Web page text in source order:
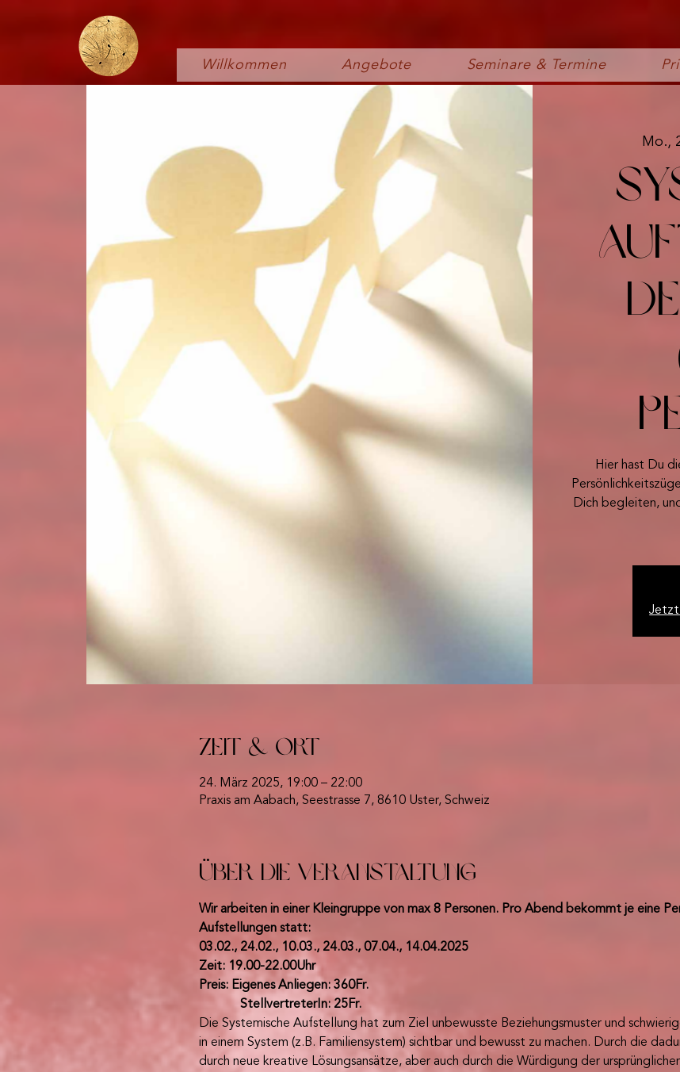
Willkommen Angebote Seminare & Termine
Mo.,
Hier hast Du
Dich begleiten,
Jetzt
Zeit & Ort
24. März 2025, 19:00 – 22:00
Praxis am Aabach, Seestrasse 7, 8610 Uster, Schweiz
Über die Veranstaltung
Wir arbeiten in einer Kleingruppe von max 8 Personen. Pro Abend bekommt je eine
Aufstellungen statt:
03.02., 24.02., 10.03., 24.03., 07.04., 14.04.2025
Zeit: 19.00-22.00Uhr
Preis: Eigenes Anliegen: 360Fr.
             StellvertreterIn: 25Fr.
Die Systemische Aufstellung hat zum Ziel unbewusste Beziehungsmuster und
in einem System (z.B. Familiensystem) sichtbar und bewusst zu machen. Durch die
durch neue kreative Lösungsansätze, aber auch durch die Würdigung der